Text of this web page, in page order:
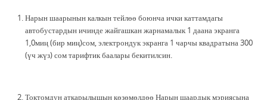
Нарын шаарынын калкын тейлөө боюнча ички каттамдагы
автобустардын ичинде жайгашкан жарнамалык 1 даана экранга
1,0миң (бир миң)сом, электрондук экранга 1 чарчы квадратына 300
(үч жүз) сом тарифтик баалары бекитилсин.
Токтомдун аткарылышын көзөмөлдөө Нарын шаардык мэриясына